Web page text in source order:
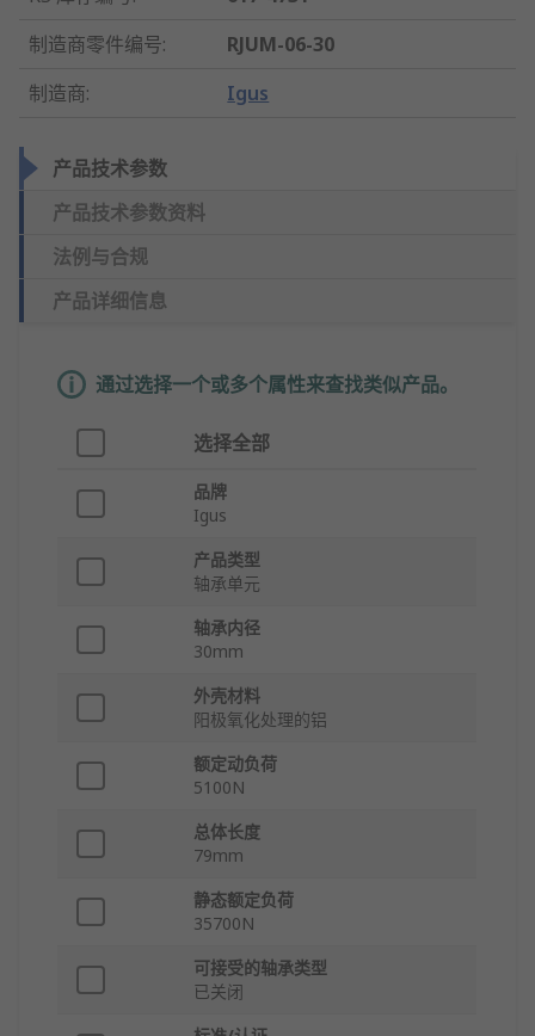
制造商零件编号:
RJUM-06-30
制造商: Igus
产品技术参数
产品技术参数资料
法例与合规
产品详细信息
通过选择一个或多个属性来查找类似产品。
选择全部
品牌
Igus
产品类型
轴承单元
轴承内径
30mm
外壳材料
阳极氧化处理的铝
额定动负荷
5100N
总体长度
79mm
静态额定负荷
35700N
可接受的轴承类型
已关闭